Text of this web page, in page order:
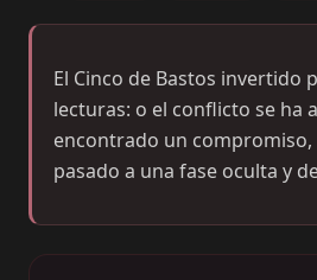
El Cinco de Bastos invertido
lecturas: o el conflicto se ha
encontrado un compromiso,
pasado a una fase oculta y